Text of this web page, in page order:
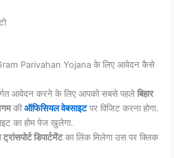
Parivahan Yojana के लिए आवेदन कैसे
आवेदन करने के लिए आपको सबसे पहलेबिहार
कीऑफिसियल वेबसाइटपर विजिट करना होगा.
का होम पेज खुलेगा.
ट्रांसपोर्ट डिपार्टमेंटका लिंक मिलेगा उस पर क्लिक